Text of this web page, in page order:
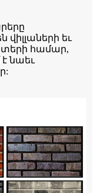
վիլլաների եւ
համար,
նաեւ